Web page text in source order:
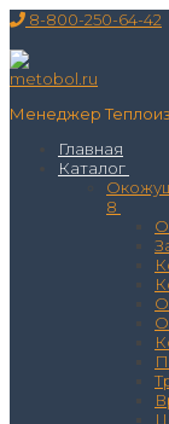
Перейти
содержимому
Меню
Закрыть
8-800-250-64-42
Менеджер
Главная
Каталог
8